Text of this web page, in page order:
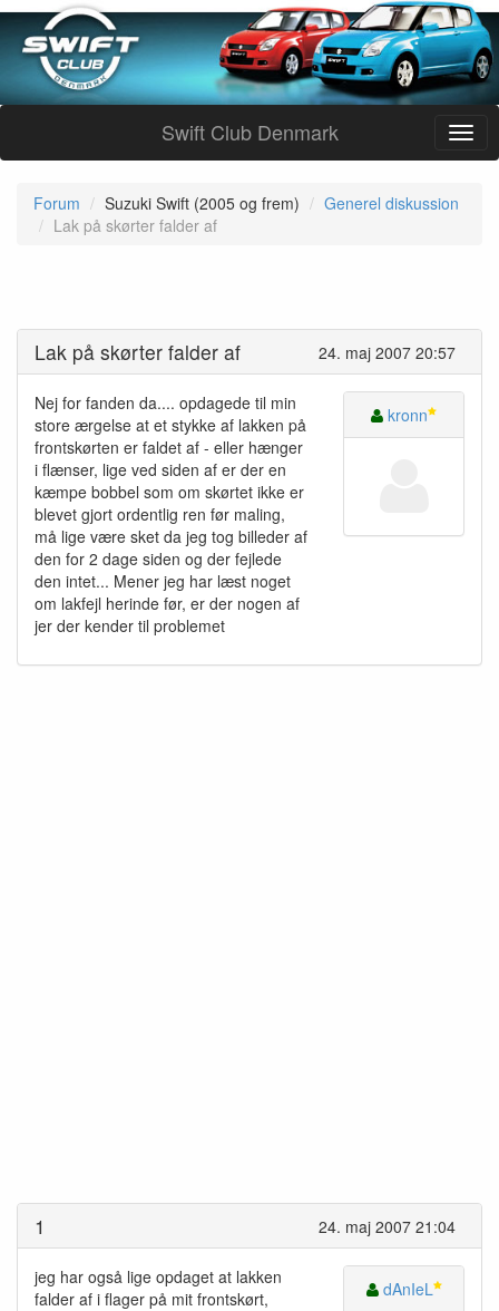
Swift Club Denmark
Forum Suzuki Swift (2005 og frem)
Generel diskussion
Lak på skørter falder af
24. maj 2007 20:57
Lak på skørter falder af
Nej for fanden da.... opdagede til min
store ærgelse at et stykke af lakken på
frontskørten er faldet af - eller hænger
i flænser, lige ved siden af er der en
kæmpe bobbel som om skørtet ikke er
blevet gjort ordentlig ren før maling,
må lige være sket da jeg tog billeder af
den for 2 dage siden og der fejlede
den intet... Mener jeg har læst noget
om lakfejl herinde før, er der nogen af
jer der kender til problemet
kronn
24. maj 2007 21:04
1
jeg har også lige opdaget at lakken
falder af i flager på mit frontskørt,
dAnIeL